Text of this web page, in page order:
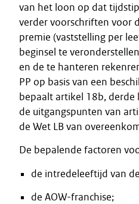
van het loon op dat
verder voorschriften voor
premie (vaststelling per
beginsel te
en de te hanteren
PP op basis van een
bepaalt artikel 18b, derde
de uitgangspunten van
de Wet LB van
De bepalende factoren
de intredeleeftijd van
de AOW-franchise;